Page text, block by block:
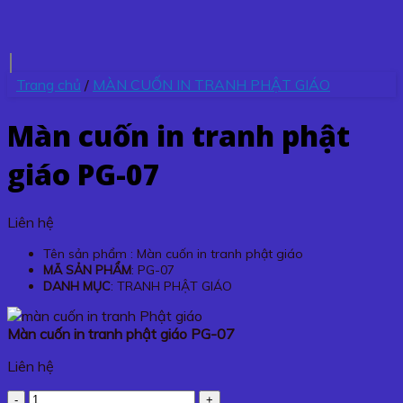
Trang chủ / MÀN CUỐN IN TRANH PHẬT GIÁO
Màn cuốn in tranh phật
giáo PG-07
Liên hệ
Tên sản phẩm : Màn cuốn in tranh phật giáo
MÃ SẢN PHẨM: PG-07
DANH MỤC: TRANH PHẬT GIÁO
Màn cuốn in tranh phật giáo PG-07
Liên hệ
Màn